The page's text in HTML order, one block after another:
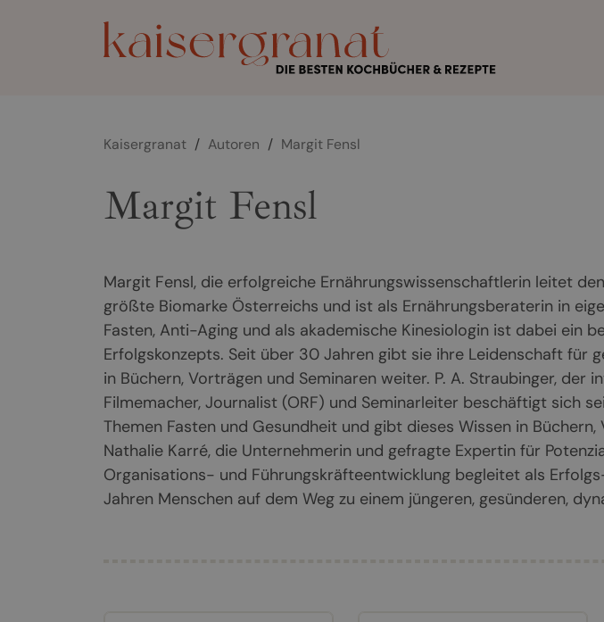
Kaisergranat / Autoren / Margit Fensl
Margit Fensl
Margit Fensl, die erfolgreiche Ernährungswissenschaftlerin leitet
größte Biomarke Österreichs und ist als Ernährungsberaterin in
Fasten, Anti-Aging und als akademische Kinesiologin ist dabei ein
Erfolgskonzepts. Seit über 30 Jahren gibt sie ihre Leidenschaft für
in Büchern, Vorträgen und Seminaren weiter. P. A. Straubinger, der
Filmemacher, Journalist (ORF) und Seminarleiter beschäftigt sich
Themen Fasten und Gesundheit und gibt dieses Wissen in
Nathalie Karré, die Unternehmerin und gefragte Expertin für
Organisations- und Führungskräfteentwicklung begleitet als
Jahren Menschen auf dem Weg zu einem jüngeren, gesünderen,